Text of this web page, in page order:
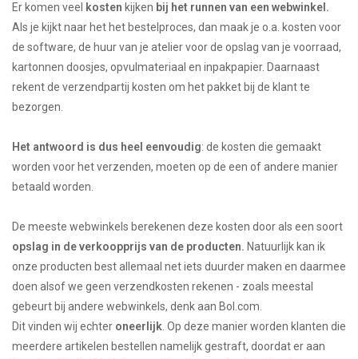
Er komen veel kosten kijken bij het runnen van een webwinkel.
Als je kijkt naar het het bestelproces, dan maak je o.a. kosten voor
de software, de huur van je atelier voor de opslag van je voorraad,
kartonnen doosjes, opvulmateriaal en inpakpapier. Daarnaast
rekent de verzendpartij kosten om het pakket bij de klant te
bezorgen.
Het antwoord is dus heel eenvoudig: de kosten die gemaakt
worden voor het verzenden, moeten op de een of andere manier
betaald worden.
De meeste webwinkels berekenen deze kosten door als een soort
opslag in de verkoopprijs van de producten. Natuurlijk kan ik
onze producten best allemaal net iets duurder maken en daarmee
doen alsof we geen verzendkosten rekenen - zoals meestal
gebeurt bij andere webwinkels, denk aan Bol.com.
Dit vinden wij echter oneerlijk. Op deze manier worden klanten die
meerdere artikelen bestellen namelijk gestraft, doordat er aan